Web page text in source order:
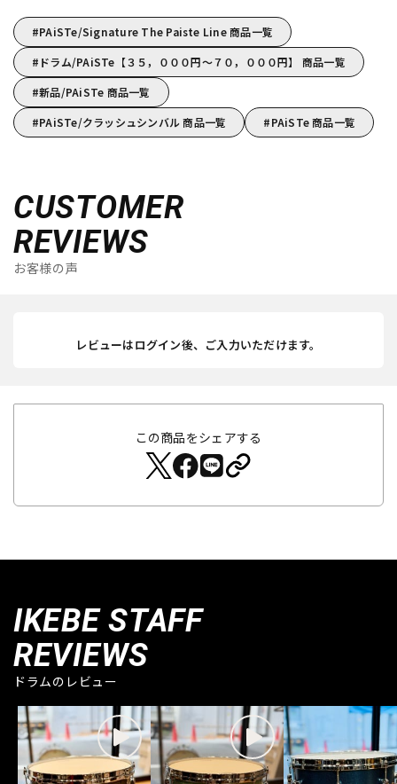
PAiSTe/Signature The Paiste Line 商品一覧
ドラム/PAiSTe【３５，０００円～７０，０００円】 商品一覧
新品/PAiSTe 商品一覧
PAiSTe/クラッシュシンバル 商品一覧
PAiSTe 商品一覧
CUSTOMER
REVIEWS
お客様の声
レビューはログイン後、ご入力いただけます。
この商品をシェアする
IKEBE STAFF
REVIEWS
ドラムのレビュー